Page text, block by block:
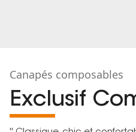
Canapés composables
Exclusif